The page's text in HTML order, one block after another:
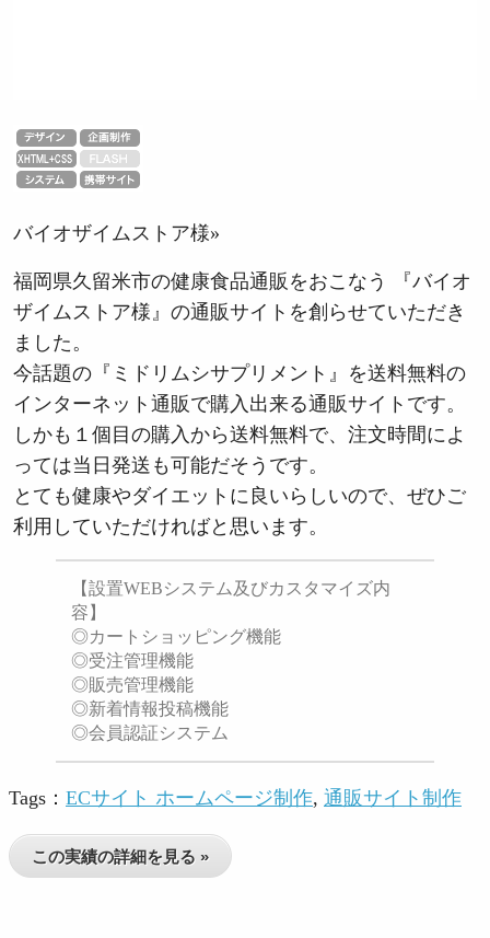
バイオザイムストア様»
福岡県久留米市の健康食品通販をおこなう 『バイオ
ザイムストア様』の通販サイトを創らせていただき
ました。
今話題の『ミドリムシサプリメント』を送料無料の
インターネット通販で購入出来る通販サイトです。
しかも１個目の購入から送料無料で、注文時間によ
っては当日発送も可能だそうです。
とても健康やダイエットに良いらしいので、ぜひご
利用していただければと思います。
【設置WEBシステム及びカスタマイズ内
容】
◎カートショッピング機能
◎受注管理機能
◎販売管理機能
◎新着情報投稿機能
◎会員認証システム
Tags： ECサイト ホームページ制作, 通販サイト制作
この実績の詳細を見る »